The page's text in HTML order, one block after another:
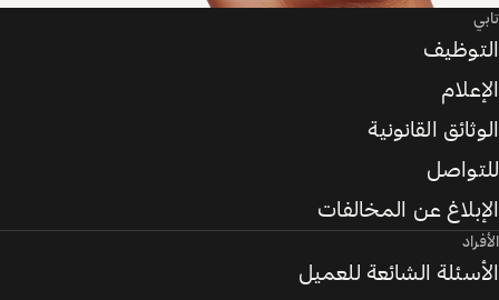
تابي
التوظيف
الإعلام
الوثائق القانونية
للتواصل
الإبلاغ عن المخالفات
الأفراد
الأسئلة الشائعة للعميل